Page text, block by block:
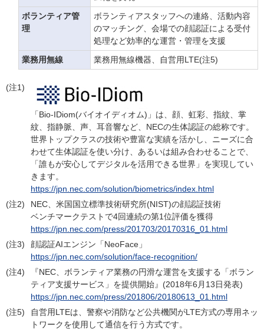
ボランティア管
理
ボランティアスタッフへの連絡、活動内容
のマッチング、会場での顔認証による受付
処理など効率的な運営・管理を支援
業務用無線
業務用無線機器、自営用LTE(注5)
(注1)
「Bio-IDiom(バイオイディオム)」は、顔、虹彩、指紋、掌
紋、指静脈、声、耳音響など、NECの生体認証の総称です。
世界トップクラスの技術や豊富な実績を活かし、ニーズに合
わせて生体認証を使い分け、あるいは組み合わせることで、
「誰もが安心してデジタルを活用できる世界」を実現してい
きます。
https://jpn.nec.com/solution/biometrics/index.html
(注2)
NEC、米国国立標準技術研究所(NIST)の顔認証技術
ベンチマークテストで4回連続の第1位評価を獲得
https://jpn.nec.com/press/201703/20170316_01.html
(注3)
顔認証AIエンジン「NeoFace」
https://jpn.nec.com/solution/face-recognition/
(注4)
『NEC、ボランティア業務の円滑な運営を支援する「ボラン
ティア支援サービス」を提供開始』(2018年6月13日発表)
https://jpn.nec.com/press/201806/20180613_01.html
(注5)
自営用LTEは、警察や消防など公共機関がLTE方式の専用ネッ
トワークを使用して通信を行う方式です。